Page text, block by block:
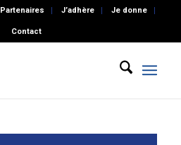
Partenaires J’adhère Je donne
Contact